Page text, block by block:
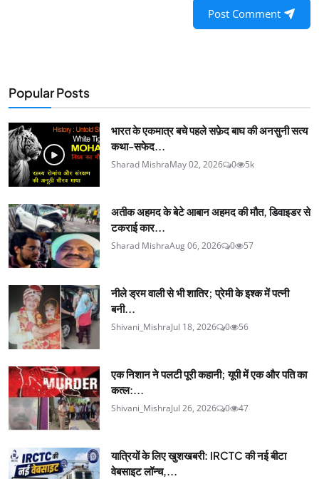
Post Comment
Popular Posts
भारत के एकमात्र बचे पहले सफ़ेद बाघ की अनसुनी सत्य
कथा-सफेद...
Sharad MishraMay 02, 2026 0 5k
अतीक अहमद के बेटे आबान अहमद की मौत, डिवाइडर से
टकराई कार...
Sharad MishraAug 06, 2026 0 57
नीले ड्रम वाली से भी शातिर; प्रेमी के इश्‍क में पत्नी
बनी...
Shivani_MishraJul 18, 2026 0 56
एक निशान ने पलटी पूरी कहानी; यूपी में एक और पति का
कत्ल:...
Shivani_MishraJul 26, 2026 0 47
यात्रियों के लिए खुशखबरी: IRCTC की नई बीटा
वेबसाइट लॉन्च,...